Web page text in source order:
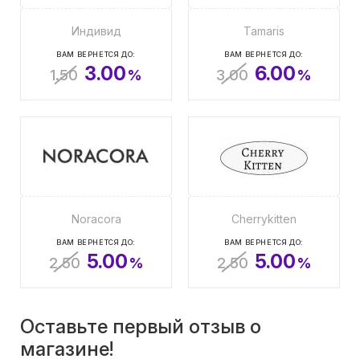
Индивид
ВАМ ВЕРНЕТСЯ ДО:
1.50 3.00%
Tamaris
ВАМ ВЕРНЕТСЯ ДО:
3.00 6.00%
Noracora
ВАМ ВЕРНЕТСЯ ДО:
2.50 5.00%
Cherrykitten
ВАМ ВЕРНЕТСЯ ДО:
2.50 5.00%
Оставьте первый отзыв о
магазине!